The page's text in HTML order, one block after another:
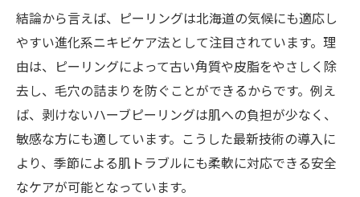
結論から言えば、ピーリングは北海道の気候にも適応し
やすい進化系ニキビケア法として注目されています。理
由は、ピーリングによって古い角質や皮脂をやさしく除
去し、毛穴の詰まりを防ぐことができるからです。例え
ば、剥けないハーブピーリングは肌への負担が少なく、
敏感な方にも適しています。こうした最新技術の導入に
より、季節による肌トラブルにも柔軟に対応できる安全
なケアが可能となっています。